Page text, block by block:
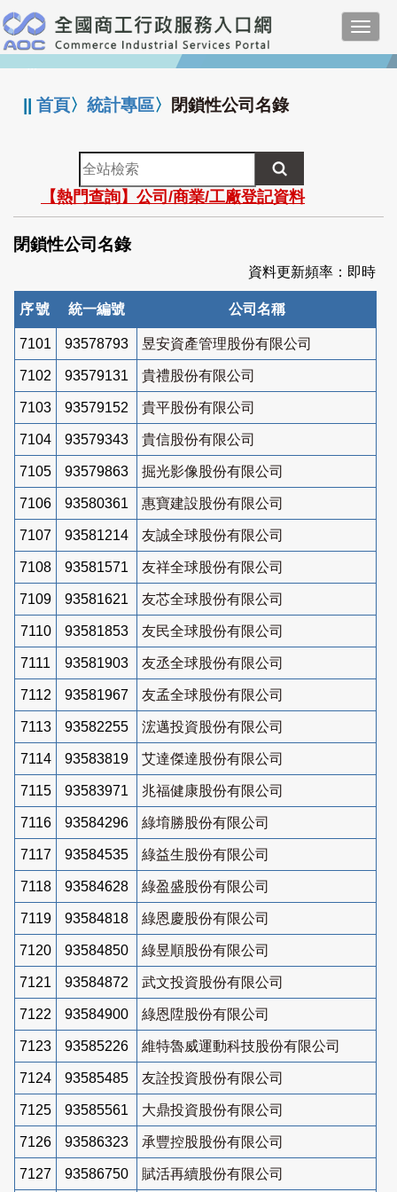
跳
到
主
要
:::
||首頁〉統計專區〉 閉鎖性公司名錄
全
站
檢
索
【熱門查詢】公司/商業/工廠登記資料
閉鎖性公司名錄
資料更新頻率：即時
序號 統一編號 公司名稱
7101 93578793 昱安資產管理股份有限公司
7102 93579131 貴禮股份有限公司
7103 93579152 貴平股份有限公司
7104 93579343 貴信股份有限公司
7105 93579863 掘光影像股份有限公司
7106 93580361 惠寶建設股份有限公司
7107 93581214 友誠全球股份有限公司
7108 93581571 友祥全球股份有限公司
7109 93581621 友芯全球股份有限公司
7110 93581853 友民全球股份有限公司
7111 93581903 友丞全球股份有限公司
7112 93581967 友孟全球股份有限公司
7113 93582255 浤邁投資股份有限公司
7114 93583819 艾達傑達股份有限公司
7115 93583971 兆福健康股份有限公司
7116 93584296 綠堉勝股份有限公司
7117 93584535 綠益生股份有限公司
7118 93584628 綠盈盛股份有限公司
7119 93584818 綠恩慶股份有限公司
7120 93584850 綠昱順股份有限公司
7121 93584872 武文投資股份有限公司
7122 93584900 綠恩陞股份有限公司
7123 93585226 維特魯威運動科技股份有限公司
7124 93585485 友詮投資股份有限公司
7125 93585561 大鼎投資股份有限公司
7126 93586323 承豐控股股份有限公司
7127 93586750 賦活再續股份有限公司